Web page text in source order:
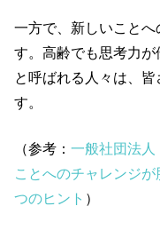
一方で、新しいことへ
す。高齢でも思考力が
と呼ばれる人々は、
す。
（参考： 一般社団法人
ことへのチャレンジ
つのヒント ）